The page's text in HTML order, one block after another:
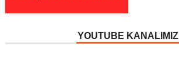
YOUTUBE KANALIMIZ